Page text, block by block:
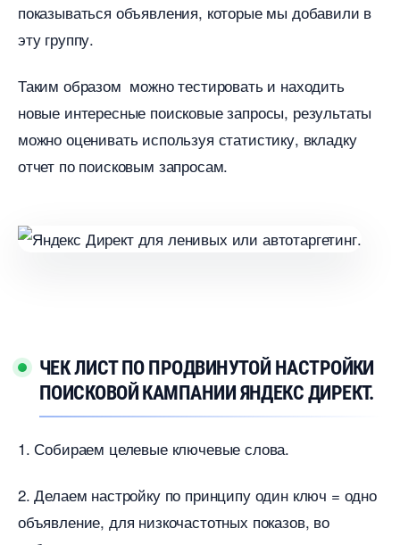
показываться объявления, которые мы добавили
эту группу.
Таким образом можно тестировать и находить
новые интересные поисковые запросы, результаты
можно оценивать используя статистику, вкладку
отчет по поисковым запросам.
ЧЕК ЛИСТ ПО ПРОДВИНУТОЙ НАСТРОЙКИ
ПОИСКОВОЙ КАМПАНИИ ЯНДЕКС ДИРЕКТ.
1. Собираем целевые ключевые слова.
2. Делаем настройку по принципу один ключ = одно
объявление, для низкочастотных показов, во